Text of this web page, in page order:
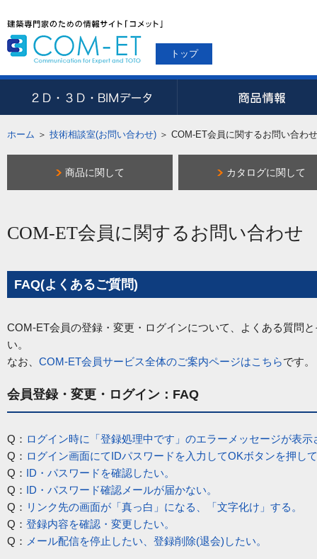
トップ
ホーム ＞ 技術相談室(お問い合わせ) ＞ COM-ET会員に関するお問い合わせ
商品に関して カタログに関して
COM-ET会員に関するお問い合わせ
FAQ(よくあるご質問)
COM-ET会員の登録・変更・ログインについて、よくある質問
い。
なお、 COM-ET会員サービス全体のご案内ページはこちらです。
会員登録・変更・ログイン：FAQ
Q： ログイン時に「登録処理中です」のエラーメッセージが表示
Q： ログイン画面にてIDパスワードを入力してOKボタンを押し
Q： ID・パスワードを確認したい。
Q： ID・パスワード確認メールが届かない。
Q： リンク先の画面が「真っ白」になる、「文字化け」する。
Q： 登録内容を確認・変更したい。
Q： メール配信を停止したい、登録削除(退会)したい。